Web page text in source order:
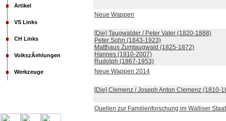
Artikel
VS Links
CH Links
VolkszÃ¤hlungen
Werkzeuge
Neue Wappen
[Die] Taugwalder / Peter Vater (1820-1888)
Peter Sohn (1843-1923)
Matthaus Zumtaugwald (1825-1872)
Hannes (1910-2007)
Rudolph (1867-1953)
Neue Wappen 2014
[Die] Clemenz / Joseph Anton Clemenz (1810-
Quellen zur Familienforschung im Walliser